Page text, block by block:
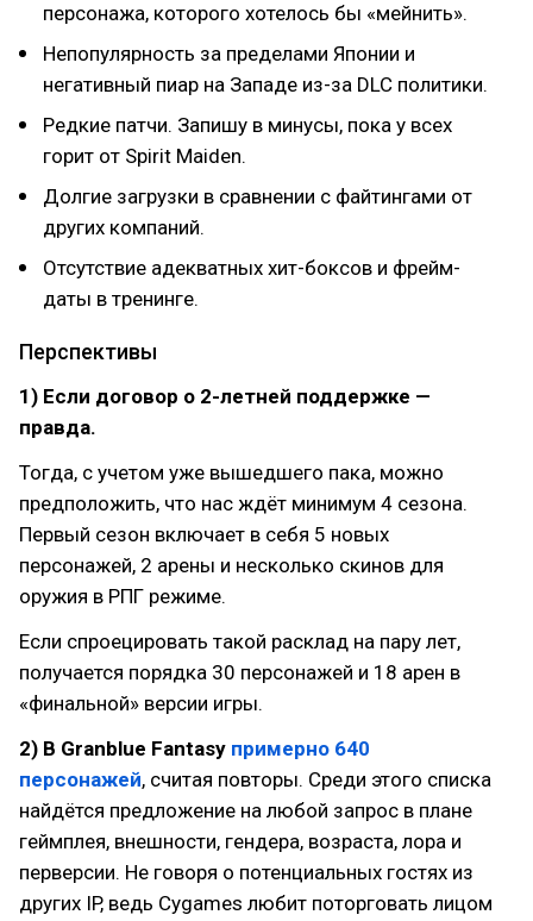
персонажа, которого хотелось бы «мейнить».
Непопулярность за пределами Японии и
негативный пиар на Западе из-за DLC политики.
Редкие патчи. Запишу в минусы, пока у всех
горит от Spirit Maiden.
Долгие загрузки в сравнении с файтингами от
других компаний.
Отсутствие адекватных хит-боксов и фрейм-
даты в тренинге.
Перспективы
1) Если договор о 2-летней поддержке —
правда.
Тогда, с учетом уже вышедшего пака, можно
предположить, что нас ждёт минимум 4 сезона.
Первый сезон включает в себя 5 новых
персонажей, 2 арены и несколько скинов для
оружия в РПГ режиме.
Если спроецировать такой расклад на пару лет,
получается порядка 30 персонажей и 18 арен в
«финальной» версии игры.
2) В Granblue Fantasy примерно 640
персонажей, считая повторы. Среди этого списка
найдётся предложение на любой запрос в плане
геймплея, внешности, гендера, возраста, лора и
перверсии. Не говоря о потенциальных гостях из
других IP, ведь Cygames любит поторговать лицом